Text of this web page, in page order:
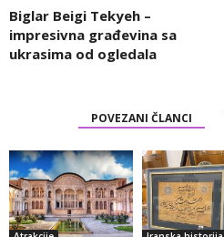
Biglar Beigi Tekyeh –
impresivna građevina sa
ukrasima od ogledala
POVEZANI ČLANCI